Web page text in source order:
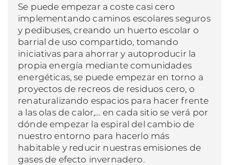
Se puede empezar a coste casi cero
implementando caminos escolares seguros
y pedibuses, creando un huerto escolar o
barrial de uso compartido, tomando
iniciativas para ahorrar y autoproducir la
propia energía mediante comunidades
energéticas, se puede empezar en torno a
proyectos de recreos de residuos cero, o
renaturalizando espacios para hacer frente
a las olas de calor,… en cada sitio se verá por
dónde empezar la espiral del cambio de
nuestro entorno para hacerlo más
habitable y reducir nuestras emisiones de
gases de efecto invernadero.